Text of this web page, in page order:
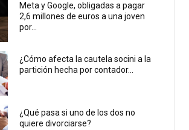
Meta y Google, obligadas a pagar
2,6 millones de euros a una joven
por...
¿Cómo afecta la cautela socini a la
partición hecha por contador...
¿Qué pasa si uno de los dos no
quiere divorciarse?